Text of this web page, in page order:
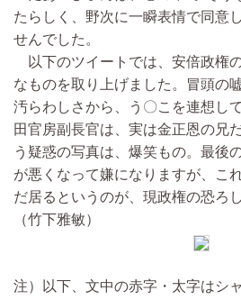
たらしく、野次に一瞬表情で同意
せんでした。
以下のツイートでは、安倍政権
なものを取り上げました。冒頭の
汚らわしさから、う〇こを連想し
田官房副長官は、実は金正恩の兄
う疑惑の写真は、爆笑もの。最後
が悪くなって嫌になりますが、こ
だ居るというのが、現政権の恐ろ
（竹下雅敏）
注）以下、文中の赤字・太字はシ